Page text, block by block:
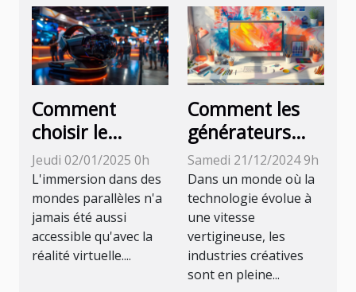
Comment
choisir le
simulateur de
réalité virtuelle
idéal pour votre
événement
Jeudi 02/01/2025 0h
L'immersion dans des
mondes parallèles n'a
jamais été aussi
accessible qu'avec la
réalité virtuelle....
Comment les
générateurs
d'images par IA
transforment-
ils les industries
créatives ?
Samedi 21/12/2024 9h
Dans un monde où la
technologie évolue à
une vitesse
vertigineuse, les
industries créatives
sont en pleine...